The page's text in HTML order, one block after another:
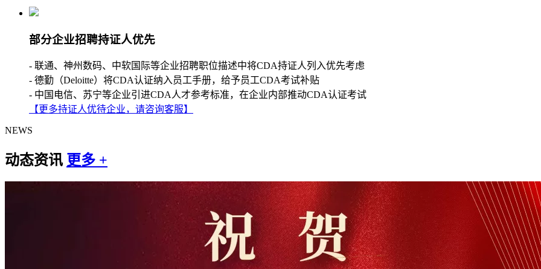
部分企业招聘持证人优先
- 联通、神州数码、中软国际等企业招聘职位描述中将CDA持证人列入优先考虑
- 德勤（Deloitte）将CDA认证纳入员工手册，给予员工CDA考试补贴
- 中国电信、苏宁等企业引进CDA人才参考标准，在企业内部推动CDA认证考试
【更多持证人优待企业，请咨询客服】
NEWS
动态资讯 更多 +